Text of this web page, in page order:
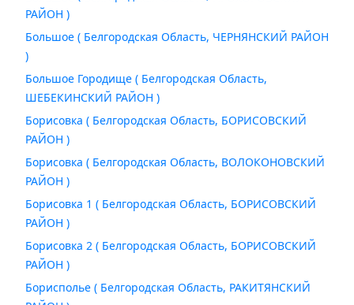
РАЙОН )
Большое ( Белгородская Область, ЧЕРНЯНСКИЙ РАЙОН
)
Большое Городище ( Белгородская Область,
ШЕБЕКИНСКИЙ РАЙОН )
Борисовка ( Белгородская Область, БОРИСОВСКИЙ
РАЙОН )
Борисовка ( Белгородская Область, ВОЛОКОНОВСКИЙ
РАЙОН )
Борисовка 1 ( Белгородская Область, БОРИСОВСКИЙ
РАЙОН )
Борисовка 2 ( Белгородская Область, БОРИСОВСКИЙ
РАЙОН )
Борисполье ( Белгородская Область, РАКИТЯНСКИЙ